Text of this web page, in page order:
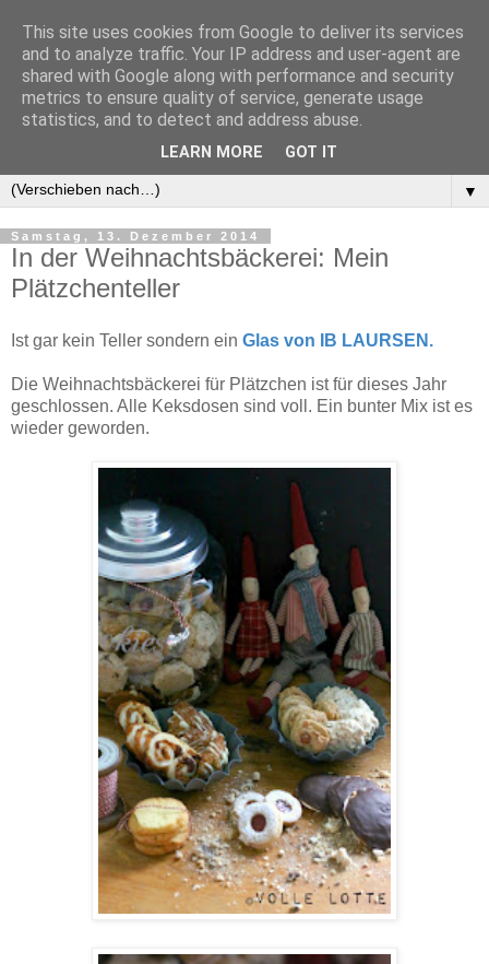
▼
Samstag, 13. Dezember 2014
In der Weihnachtsbäckerei: Mein
Plätzchenteller
Ist gar kein Teller sondern ein Glas von IB LAURSEN .
Die Weihnachtsbäckerei für Plätzchen ist für dieses Jahr
geschlossen. Alle Keksdosen sind voll. Ein bunter Mix ist es
wieder geworden.
This site uses cookies from Google to deliver its services
and to analyze traffic. Your IP address and user-agent are
shared with Google along with performance and security
metrics to ensure quality of service, generate usage
statistics, and to detect and address abuse.
LEARN MORE GOT IT